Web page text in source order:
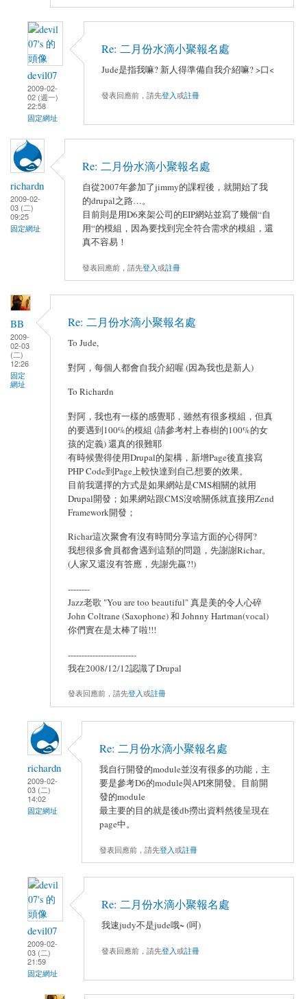
devil07
2009-02-
02 (週一)
22:58
固定網址
Re: 二月份水滴小聚報名處
Jude是指我嘛? 新人得準備自我介紹嘛? >口<
發表回應前，請先登入或註冊
richardn
2009-02-
03 (二)
09:25
固定網址
Re: 二月份水滴小聚報名處
自從2007年參加了jimmy的課程後，就開始了我
的drupal之路…。
目前則是用D6來架公司的EIP網站並寫了幾個“自
用“的模組，因為要找到完全符合需求的模組，還
真不容易！
發表回應前，請先登入或註冊
BB
2009-
02-03
(二)
12:26
固定
網址
Re: 二月份水滴小聚報名處
To Jude,
對阿，每個人都會自我介紹喔 (因為我也是新人)
To Richardn
對阿，我也有一樣的感覺耶，雖然有很多模組，但真
的要遇到100%的模組 (請參考村上春樹的100%的女
孩的定義) 還真的很難耶
有時候覺得使用Drupal的架構，新增Page後直接寫
PHP Code到Page上較快達到自己想要的效果。
目前我選擇的方式是如果網站是CMS相關的就用
Drupal開發；如果網站跟CMS沒啥關係就直接用Zend
Framework開發；
Richar這次聚會有沒有時間分享這方面的心得阿?
我想很多會員都會遇到這類的問題，先謝謝Richar。
(人家又還沒有答應，先謝先贏?!)
--------
Jazz老歌 "You are too beautiful" 真是美的令人心碎
John Coltrane (Saxophone) 和 Johnny Hartman(vocal)
你們實在是太棒了啦!!!
-------------------------
我在2008/12/12認識了Drupal
發表回應前，請先登入或註冊
richardn
2009-02-
03 (二)
14:02
固定網址
Re: 二月份水滴小聚報名處
我自行開發的module並沒有很多的功能，主
要是參考D6的module與API來開發。目前開
發的module
最主要的目的就是後db撈出資料然後呈現在
page中。
發表回應前，請先登入或註冊
devil07
2009-02-
03 (二)
21:59
固定網址
Re: 二月份水滴小聚報名處
我速judy不是jude哦~ (呵)
發表回應前，請先登入或註冊